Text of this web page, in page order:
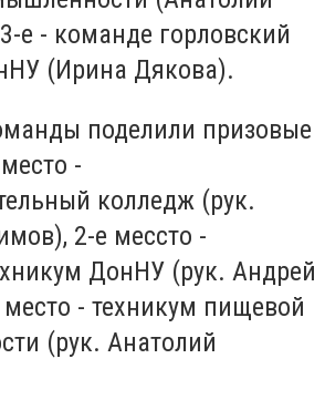
е - команде горловский
(Ирина Дякова).
поделили призовые
-
колледж (рук.
2-е мессто -
ДонНУ (рук. Андрей
- техникум пищевой
(рук. Анатолий